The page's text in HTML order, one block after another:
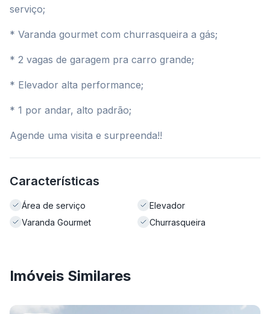
serviço;
* Varanda gourmet com churrasqueira a gás;
* 2 vagas de garagem pra carro grande;
* Elevador alta performance;
* 1 por andar, alto padrão;
Agende uma visita e surpreenda!!
Características
Área de serviço
Elevador
Varanda Gourmet
Churrasqueira
Imóveis Similares